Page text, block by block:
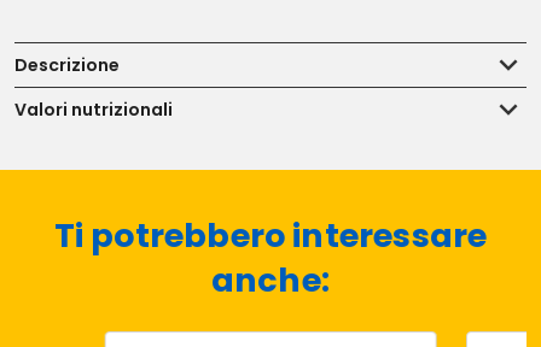
Descrizione
Valori nutrizionali
Ti potrebbero interessare
anche: